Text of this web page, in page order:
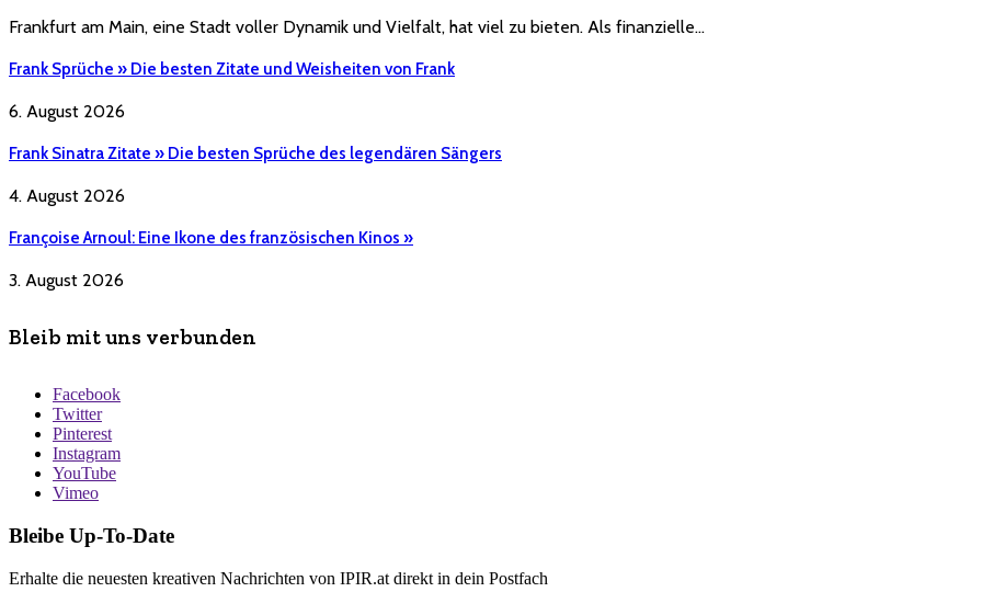
Frankfurt am Main, eine Stadt voller Dynamik und Vielfalt, hat viel zu bieten. Als finanzielle…
Frank Sprüche » Die besten Zitate und Weisheiten von Frank
6. August 2026
Frank Sinatra Zitate » Die besten Sprüche des legendären Sängers
4. August 2026
Françoise Arnoul: Eine Ikone des französischen Kinos »
3. August 2026
Bleib mit uns verbunden
Facebook
Twitter
Pinterest
Instagram
YouTube
Vimeo
Bleibe Up-To-Date
Erhalte die neuesten kreativen Nachrichten von IPIR.at direkt in dein Postfach